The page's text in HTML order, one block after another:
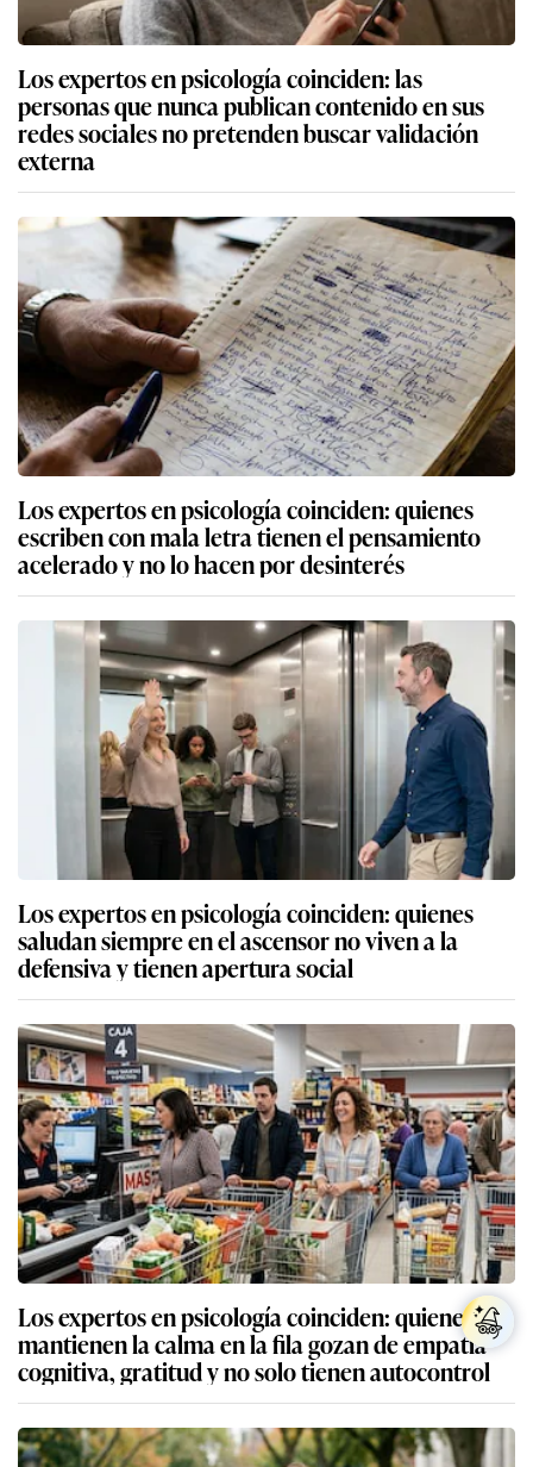
Los expertos en psicología coinciden: las
personas que nunca publican contenido en sus
redes sociales no pretenden buscar validación
externa
Los expertos en psicología coinciden: quienes
escriben con mala letra tienen el pensamiento
acelerado y no lo hacen por desinterés
Los expertos en psicología coinciden: quienes
saludan siempre en el ascensor no viven a la
defensiva y tienen apertura social
Los expertos en psicología coinciden: quienes
mantienen la calma en la fila gozan de empatía
cognitiva, gratitud y no solo tienen autocontrol